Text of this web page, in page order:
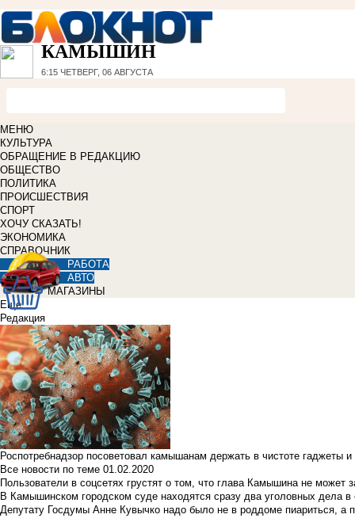
КАМЫШИН
6:15 ЧЕТВЕРГ, 06 АВГУСТА
МЕНЮ
КУЛЬТУРА
ОБРАЩЕНИЕ В РЕДАКЦИЮ
ОБЩЕСТВО
ПОЛИТИКА
ПРОИСШЕСТВИЯ
СПОРТ
ХОЧУ СКАЗАТЬ!
ЭКОНОМИКА
СПРАВОЧНИК
РАБОТА
АВТО
МАГАЗИНЫ
Еще
Редакция
Роспотребнадзор посоветовал камышанам держать в чистоте гаджеты
Все новости по теме 01.02.2020
Пользователи в соцсетях грустят о том, что глава Камышина не может
В Камышинском городском суде находятся сразу два уголовных дела
Депутату Госдумы Анне Кувычко надо было не в роддоме пиариться, а